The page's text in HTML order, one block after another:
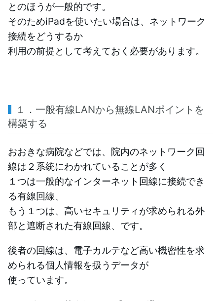
とのほうが一般的です。
そのためiPadを使いたい場合は、ネットワーク
接続をどうするか
利用の前提として考えておく必要があります。
１．一般有線LANから無線LANポイントを
構築する
おおきな病院などでは、院内のネットワーク回
線は２系統にわかれていることが多く
１つは一般的なインターネット回線に接続でき
る有線回線、
もう１つは、高いセキュリティが求められる外
部と遮断された有線回線、です。
後者の回線は、電子カルテなど高い機密性を求
められる個人情報を扱うデータが
使っています。